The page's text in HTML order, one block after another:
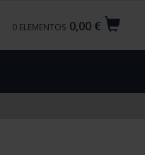
0,00 €
0 ELEMENTOS